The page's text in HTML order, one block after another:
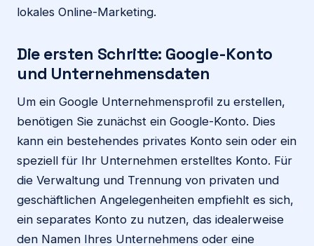
lokales Online-Marketing.
Die ersten Schritte: Google-Konto
und Unternehmensdaten
Um ein Google Unternehmensprofil zu erstellen,
benötigen Sie zunächst ein Google-Konto. Dies
kann ein bestehendes privates Konto sein oder ein
speziell für Ihr Unternehmen erstelltes Konto. Für
die Verwaltung und Trennung von privaten und
geschäftlichen Angelegenheiten empfiehlt es sich,
ein separates Konto zu nutzen, das idealerweise
den Namen Ihres Unternehmens oder eine